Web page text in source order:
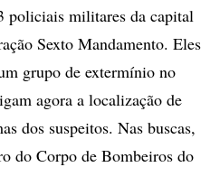
policiais militares da capital
Sexto Mandamento. Eles
grupo de extermínio no
agora a localização de
dos suspeitos. Nas buscas,
do Corpo de Bombeiros do